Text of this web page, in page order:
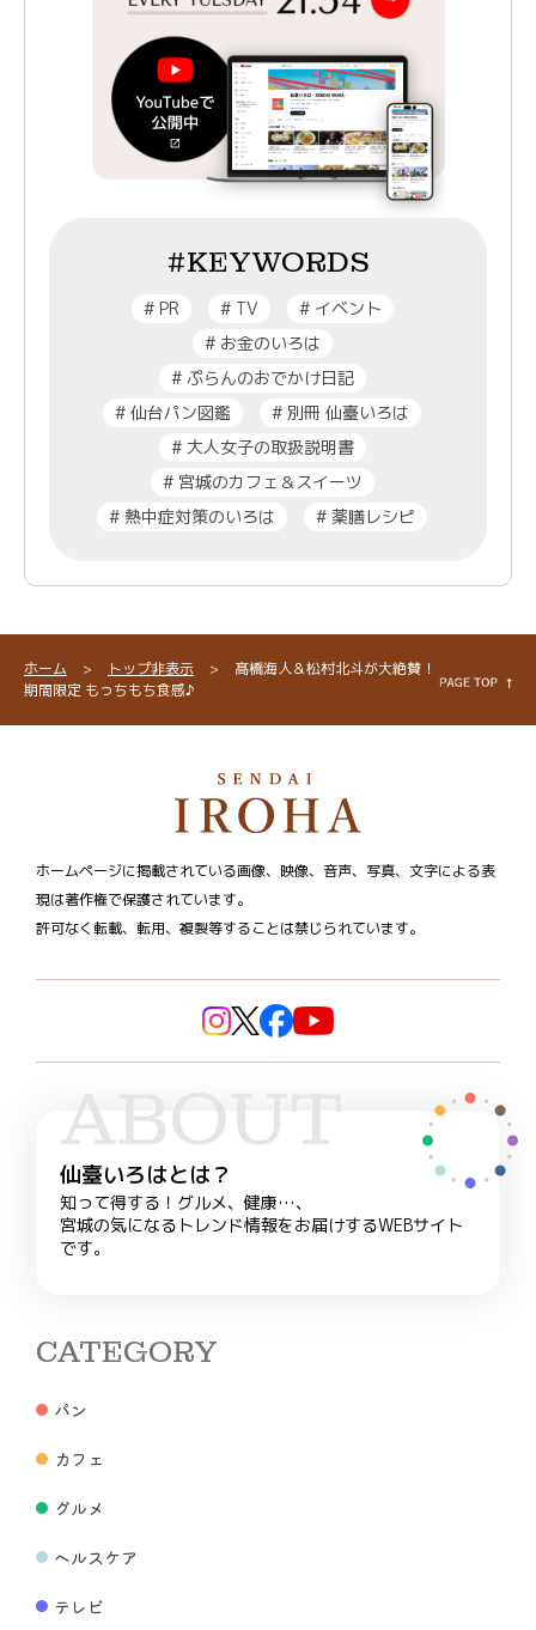
#KEYWORDS
#PR #TV #イベント
#お金のいろは
#ぷらんのおでかけ日記
# 仙台パン図鑑 # 別冊 仙臺いろは
#大人女子の取扱説明書
#宮城のカフェ＆スイーツ
# 熱中症対策のいろは # 薬膳レシピ
ホーム > トップ非表示 >
髙橋海人＆松村北斗が大絶賛！
期間限定 もっちもち食感♪
ホームページに掲載されている画像、映像、音声、写真、文字による表
現は著作権で保護されています。
許可なく転載、転用、複製等することは禁じられています。
ABOUT
仙臺いろはとは？
知って得する！グルメ、健康…、
宮城の気になるトレンド情報をお届けするWEBサイト
です。
CATEGORY
パン
カフェ
グルメ
ヘルスケア
テレビ